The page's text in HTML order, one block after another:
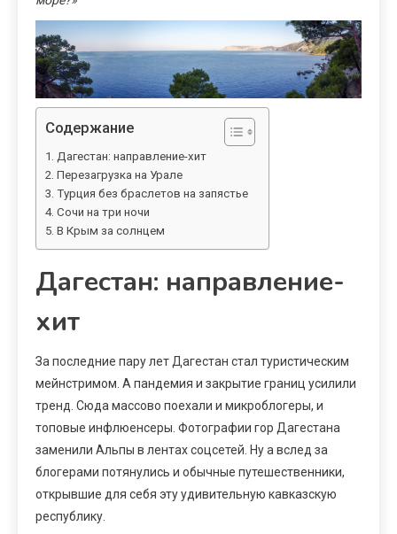
Содержание
Дагестан: направление-хит
Перезагрузка на Урале
Турция без браслетов на запястье
Сочи на три ночи
В Крым за солнцем
Дагестан: направление-
хит
За последние пару лет Дагестан стал туристическим
мейнстримом. А пандемия и закрытие границ усилили
тренд. Сюда массово поехали и микроблогеры, и
топовые инфлюенсеры. Фотографии гор Дагестана
заменили Альпы в лентах соцсетей. Ну а вслед за
блогерами потянулись и обычные путешественники,
открывшие для себя эту удивительную кавказскую
республику.